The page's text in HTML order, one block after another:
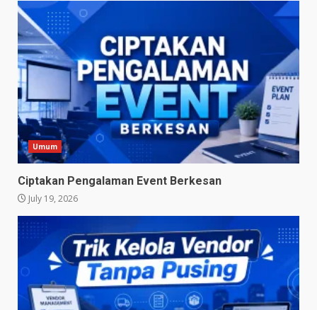
Umum
Ciptakan Pengalaman Event Berkesan
July 19, 2026